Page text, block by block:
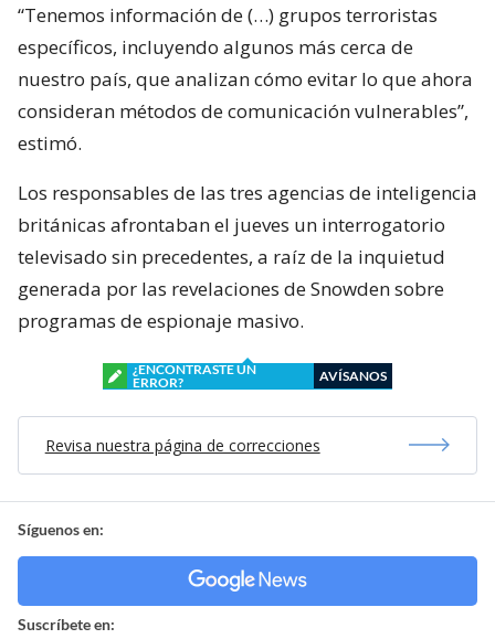
“Tenemos información de (…) grupos terroristas
específicos, incluyendo algunos más cerca de
nuestro país, que analizan cómo evitar lo que ahora
consideran métodos de comunicación vulnerables”,
estimó.
Los responsables de las tres agencias de inteligencia
británicas afrontaban el jueves un interrogatorio
televisado sin precedentes, a raíz de la inquietud
generada por las revelaciones de Snowden sobre
programas de espionaje masivo.
¿ENCONTRASTE UN
ERROR?
AVÍSANOS
Revisa nuestra página de correcciones
Síguenos en:
Suscríbete en: